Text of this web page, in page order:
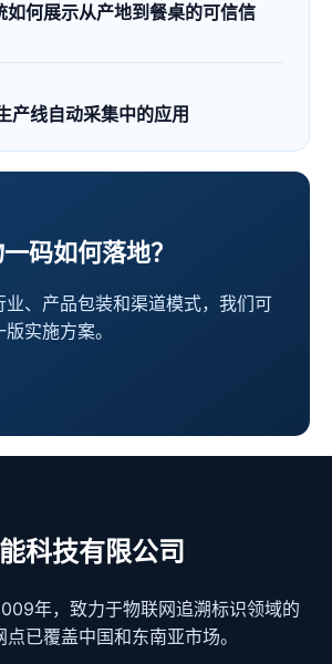
如何展示从产地到餐桌的可信信
产线自动采集中的应用
码如何落地？
业、产品包装和渠道模式，我们可
实施方案。
科技有限公司
年，致力于物联网追溯标识领域的
已覆盖中国和东南亚市场。